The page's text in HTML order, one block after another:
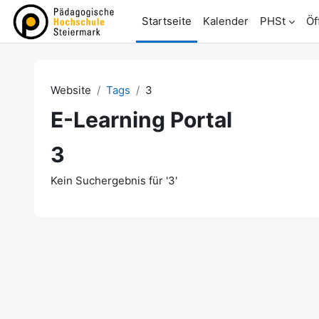
Zum Hauptinhalt
Startseite
Kalender PHSt
Website Tags 3
E-Learning Portal
3
Kein Suchergebnis für '3'